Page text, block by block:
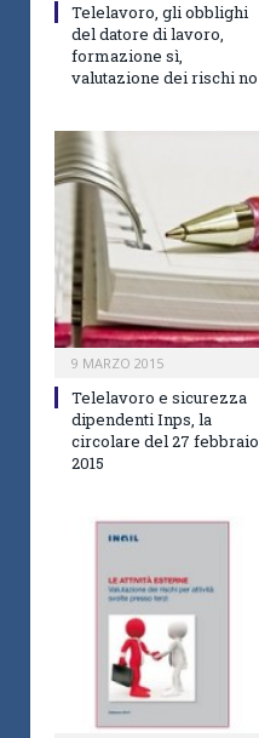
Telelavoro, gli obblighi
del datore di lavoro,
formazione sì,
valutazione dei rischi no
9 MARZO 2015
Telelavoro e sicurezza
dipendenti Inps, la
circolare del 27 febbraio
2015